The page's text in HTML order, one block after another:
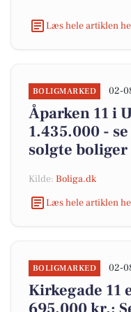
Læs hele artiklen
BOLIGMARKED 02-
Åparken 11 i
1.435.000 -
solgte boliger
Kilde: Boliga.dk
Læs hele artiklen
BOLIGMARKED 02-
Kirkegade 11